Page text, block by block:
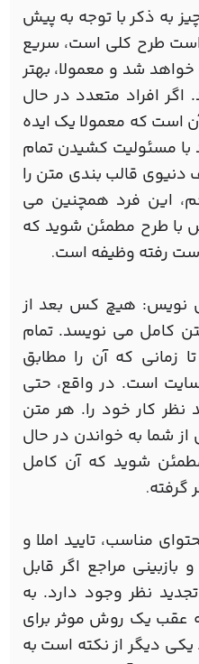
به ذکر با توجه به پیش
طرح کلی است، سریع
شد و معمولا، بهتر
افراد متعدد در حال
که معمولا یک ایده
با مسئولیت کشیدن تمام
دنیوی قالب بندی متن را
این فرد همچنین می
با طرح مطمئن شوید که
رفته وظیفه است.
پیش نویس: هیچ کس بعد از
کامل می نویسد. تمام
زمانی که آن را مطابق
است. در واقع، حتی
نظر کار خود را. هر متن
شما به خواندن در حال
شوید که آن کامل
گرفته.
مناسب، تایید املا و
مراجع اگر قابل
نظر وجود دارد. به
عقب یک روش موثر برای
دیگر از نکته است به